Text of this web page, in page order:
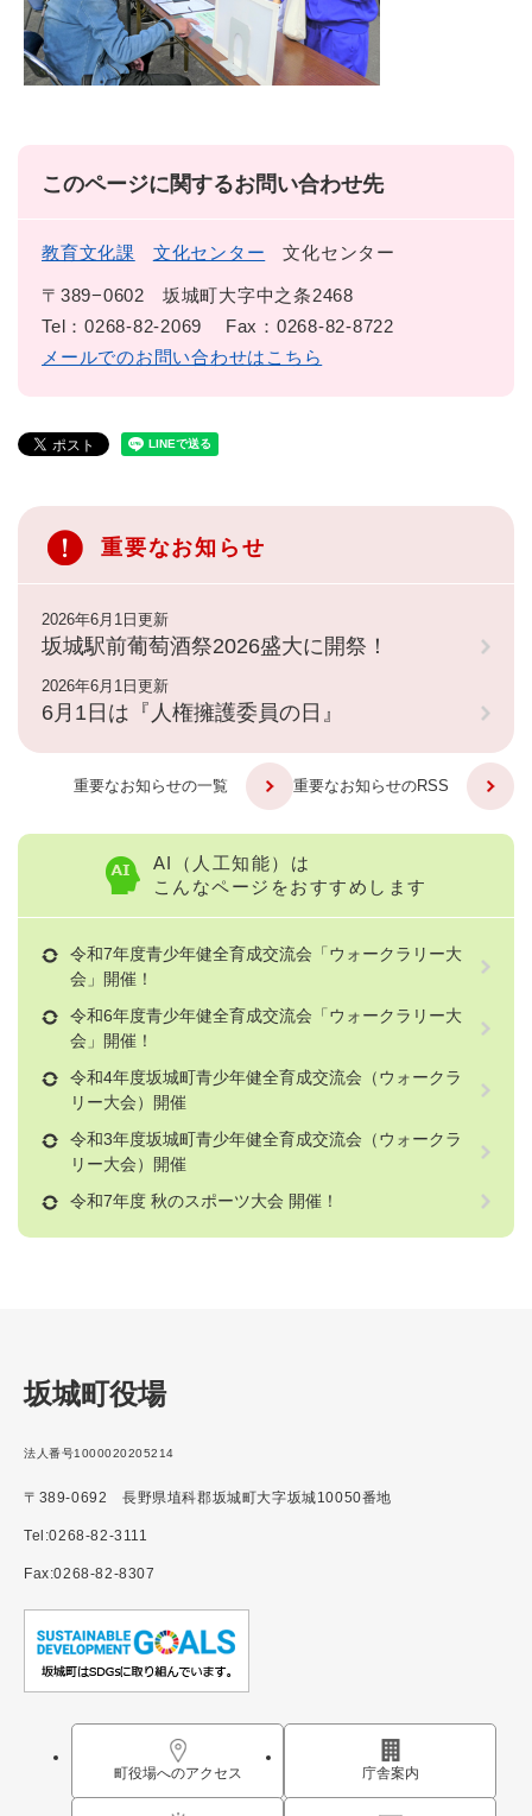
このページに関するお問い合わせ先
教育文化課 文化センター 文化センター
〒389−0602
坂城町大字中之条2468
Tel：0268-82-2069
Fax：0268-82-8722
メールでのお問い合わせはこちら
重要なお知らせ
2026年6月1日更新
坂城駅前葡萄酒祭2026盛大に開祭！
2026年6月1日更新
6月1日は『人権擁護委員の日』
重要なお知らせの一覧 重要なお知らせのRSS
AI（人工知能）は
こんなページをおすすめします
令和7年度青少年健全育成交流会「ウォークラリー大
会」開催！
令和6年度青少年健全育成交流会「ウォークラリー大
会」開催！
令和4年度坂城町青少年健全育成交流会（ウォークラ
リー大会）開催
令和3年度坂城町青少年健全育成交流会（ウォークラ
リー大会）開催
令和7年度 秋のスポーツ大会 開催！
坂城町役場
法人番号1000020205214
〒389-0692 長野県埴科郡坂城町大字坂城10050番地
Tel:0268-82-3111
Fax:0268-82-8307
町役場へのアクセス 庁舎案内